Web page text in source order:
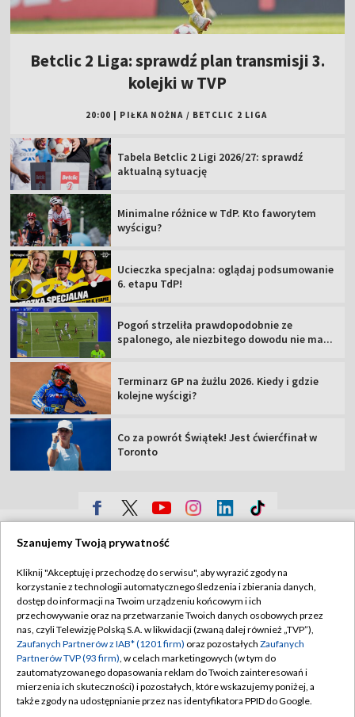
Betclic 2 Liga: sprawdź plan transmisji 3.
kolejki w TVP
20:00 PIŁKA NOŻNA / BETCLIC 2 LIGA
Tabela Betclic 2 Ligi 2026/27: sprawdź
aktualną sytuację
Minimalne różnice w TdP. Kto faworytem
wyścigu?
Ucieczka specjalna: oglądaj podsumowanie
6. etapu TdP!
Pogoń strzeliła prawdopodobnie ze
spalonego, ale niezbitego dowodu nie ma...
Terminarz GP na żużlu 2026. Kiedy i gdzie
kolejne wyścigi?
Co za powrót Świątek! Jest ćwierćfinał w
Toronto
Sklep TVP
Biuro Reklamy
Oferta Handlowa
Telegazeta ogłoszenia
Emisja w TVP
Polityka prywatności
Moje zgody
Biuro reklamy
Kontakt
Szanujemy Twoją prywatność
Kliknij "Akceptuję i przechodzę do serwisu", aby wyrazić zgody na
korzystanie z technologii automatycznego śledzenia i zbierania danych,
dostęp do informacji na Twoim urządzeniu końcowym i ich
przechowywanie oraz na przetwarzanie Twoich danych osobowych przez
nas, czyli Telewizję Polską S.A. w likwidacji (zwaną dalej również „TVP”),
Zaufanych Partnerów z IAB* (1201 firm) oraz pozostałych Zaufanych
Partnerów TVP (93 firm), w celach marketingowych (w tym do
zautomatyzowanego dopasowania reklam do Twoich zainteresowań i
mierzenia ich skuteczności) i pozostałych, które wskazujemy poniżej, a
także zgody na udostępnianie przez nas identyfikatora PPID do Google.